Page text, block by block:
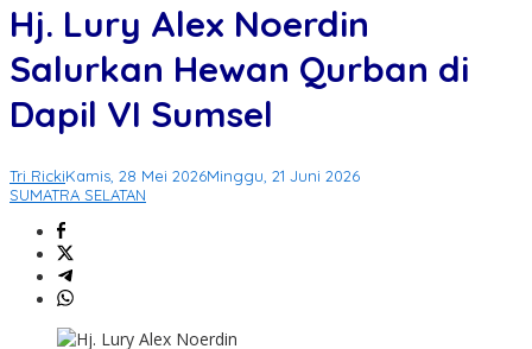
Hj. Lury Alex Noerdin
Salurkan Hewan Qurban di
Dapil VI Sumsel
Tri RickiKamis, 28 Mei 2026Minggu, 21 Juni 2026
SUMATRA SELATAN